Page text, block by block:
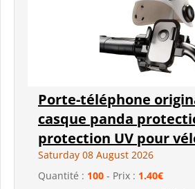
Porte-téléphone
casque panda
protection UV pour
Saturday 08 August 2026
Quantité : 100 - Prix : 1.40€